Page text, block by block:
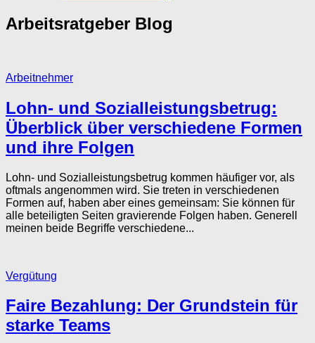
Arbeitsratgeber Blog
Arbeitnehmer
Lohn- und Sozialleistungsbetrug:
Überblick über verschiedene Formen
und ihre Folgen
Lohn- und Sozialleistungsbetrug kommen häufiger vor, als
oftmals angenommen wird. Sie treten in verschiedenen
Formen auf, haben aber eines gemeinsam: Sie können für
alle beteiligten Seiten gravierende Folgen haben. Generell
meinen beide Begriffe verschiedene...
Vergütung
Faire Bezahlung: Der Grundstein für
starke Teams